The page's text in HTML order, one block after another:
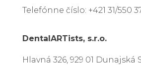
Telefónne číslo: +421 31/550
DentalARTists, s.r.o.
Hlavná 326, 929 01 Dunajská